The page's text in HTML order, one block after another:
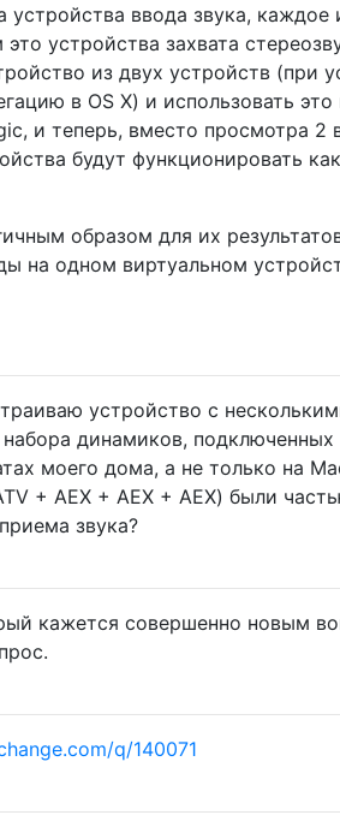
устройства ввода звука,
устройства захвата
из двух устройств (при
в OS X) и использовать
и теперь, вместо просмотра 2
будут функционировать
образом для их
на одном виртуальном
устройство с
динамиков,
моего дома, а не только на
+ AEX + AEX + AEX) были
звука?
кажется совершенно новым
q/140071